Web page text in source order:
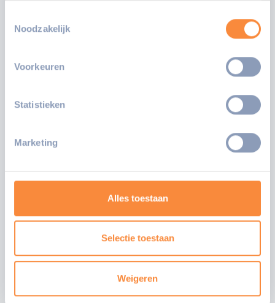
Noodzakelijk
Voorkeuren
Statistieken
Marketing
Alles toestaan
Selectie toestaan
Weigeren
Facilitaire zaken en
huisvesting
College van Bestuur
Agenda
Wat is er allemaal te
doen